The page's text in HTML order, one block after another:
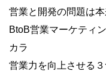
営業と開発の問題は
BtoB営業マーケティ
カラ
営業力を向上させる